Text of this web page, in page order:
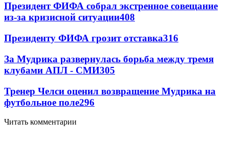
Президент ФИФА собрал экстренное совещание
из-за кризисной ситуации408
Президенту ФИФА грозит отставка316
За Мудрика развернулась борьба между тремя
клубами АПЛ - СМИ305
Тренер Челси оценил возвращение Мудрика на
футбольное поле296
Читать комментарии